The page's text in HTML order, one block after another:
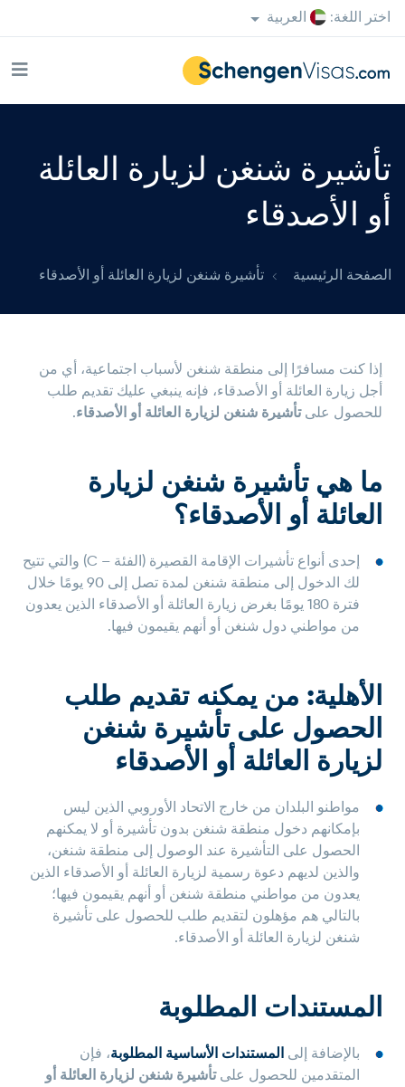
اختر اللغة: العربية
تأشيرة شنغن لزيارة العائلة
أو الأصدقاء
الصفحة الرئيسية تأشيرة شنغن لزيارة العائلة أو الأصدقاء
إذا كنت مسافرًا إلى منطقة شنغن لأسباب اجتماعية، أي من
أجل زيارة العائلة أو الأصدقاء، فإنه ينبغي عليك تقديم طلب
للحصول علىتأشيرة شنغن لزيارة العائلة أو الأصدقاء.
ما هي تأشيرة شنغن لزيارة
العائلة أو الأصدقاء؟
إحدى أنواع تأشيرات الإقامة القصيرة (الفئة – C) والتي تتيح
لك الدخول إلى منطقة شنغن لمدة تصل إلى 90 يومًا خلال
فترة 180 يومًا بغرض زيارة العائلة أو الأصدقاء الذين يعدون
من مواطني دول شنغن أو أنهم يقيمون فيها.
الأهلية: من يمكنه تقديم طلب
الحصول على تأشيرة شنغن
لزيارة العائلة أو الأصدقاء
مواطنو البلدان من خارج الاتحاد الأوروبي الذين ليس
بإمكانهم دخول منطقة شنغن بدون تأشيرة أو لا يمكنهم
الحصول على التأشيرة عند الوصول إلى منطقة شنغن،
والذين لديهم دعوة رسمية لزيارة العائلة أو الأصدقاء الذين
يعدون من مواطني منطقة شنغن أو أنهم يقيمون فيها؛
بالتالي هم مؤهلون لتقديم طلب للحصول على تأشيرة
شنغن لزيارة العائلة أو الأصدقاء.
المستندات المطلوبة
بالإضافة إلى المستندات الأساسية المطلوبة، فإن
المتقدمين للحصول علىتأشيرة شنغن لزيارة العائلة أو